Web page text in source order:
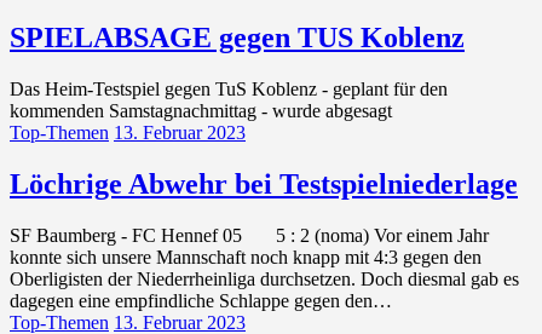
SPIELABSAGE gegen TUS Koblenz
Das Heim-Testspiel gegen TuS Koblenz - geplant für den
kommenden Samstagnachmittag - wurde abgesagt
Top-Themen 13. Februar 2023
Löchrige Abwehr bei Testspielniederlage
SF Baumberg - FC Hennef 05 5 : 2 (noma) Vor einem Jahr
konnte sich unsere Mannschaft noch knapp mit 4:3 gegen den
Oberligisten der Niederrheinliga durchsetzen. Doch diesmal gab es
dagegen eine empfindliche Schlappe gegen den…
Top-Themen 13. Februar 2023